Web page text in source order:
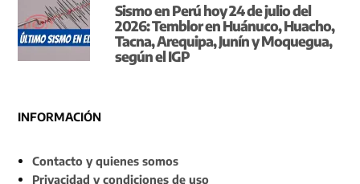
Sismo en Perú hoy 24 de julio del
2026: Temblor en Huánuco, Huacho,
Tacna, Arequipa, Junín y Moquegua,
según el IGP
INFORMACIÓN
Contacto y quienes somos
Privacidad y condiciones de uso